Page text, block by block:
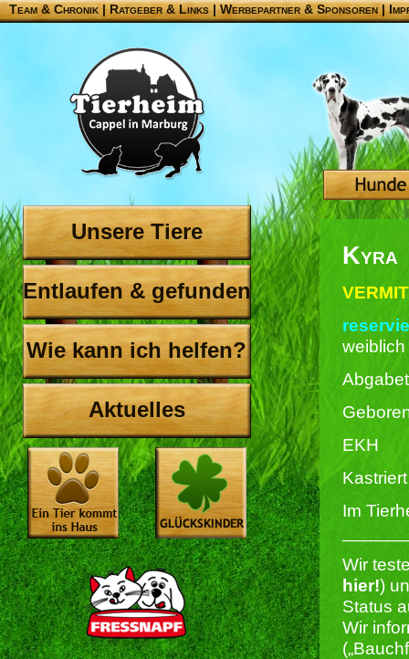
Team & Chronik |Ratgeber & Links|Werbepartner & Sponsoren|
Unsere Tiere
Entlaufen & gefunden
Wie kann ich helfen?
Aktuelles
Kyra
weiblich
EKH
Im
Wir
hier!)
Status
Wir